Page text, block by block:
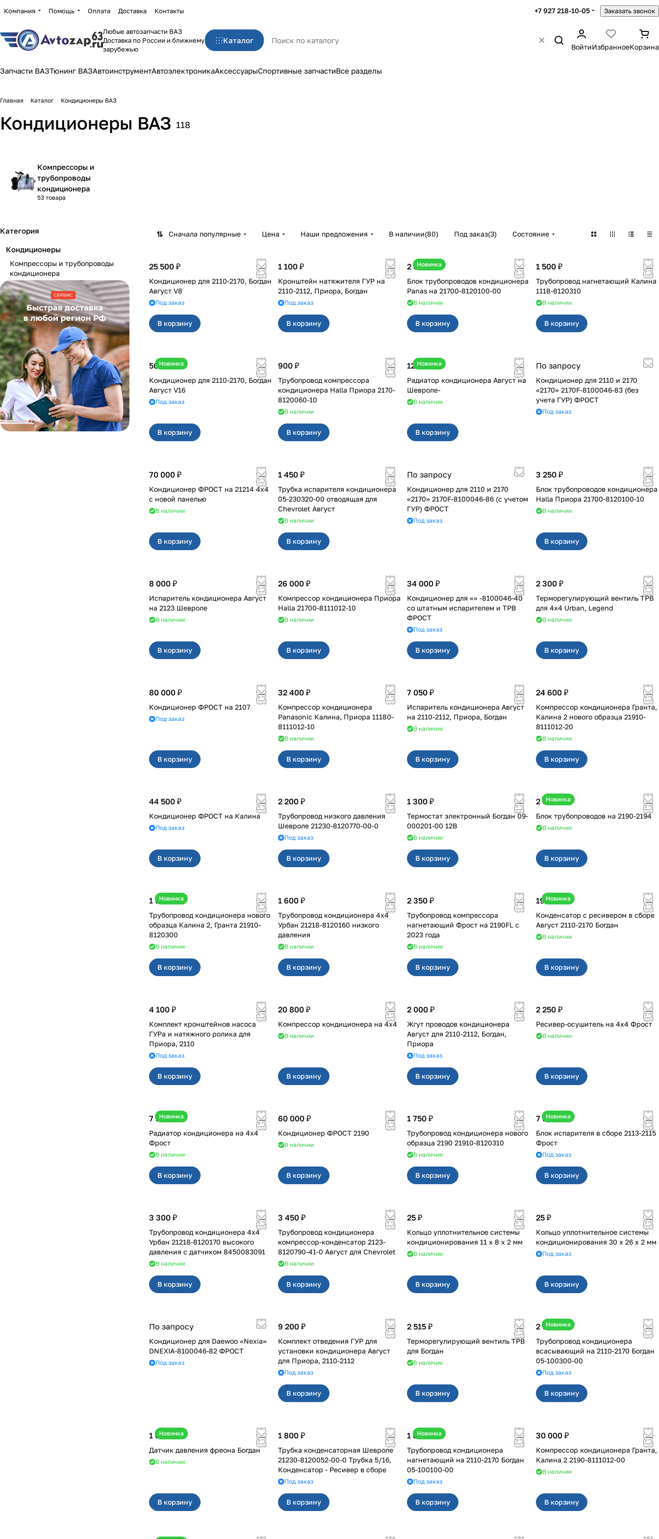
Компания Помощь Оплата Доставка Контакты +7 927 218-10-05 Заказать звонок
Любые автозапчасти ВАЗ
Доставка по России и ближнему
зарубежью
Каталог
ВойтиИзбранноеКорзина
Запчасти ВАЗТюнинг ВАЗАвтоинструментАвтоэлектроникаАксессуарыСпортивные запчастиВсе разделы
Главная Каталог Кондиционеры ВАЗ
Кондиционеры ВАЗ 118
Компрессоры и
трубопроводы
кондиционера
53 товара
Сначала популярные Цена Наши предложения В наличии(80) Под заказ(3) Состояние
25 500 ₽
Кондиционер для 2110-2170, Богдан
Август V8
Под заказ
В корзину
1 100 ₽
Кронштейн натяжителя ГУР на
2110-2112, Приора, Богдан
Под заказ
В корзину
Новинка
2 300 ₽
Блок трубопроводов кондиционера
Panas на 21700-8120100-00
В наличии
В корзину
1 500 ₽
Трубопровод нагнетающий Калина
1118-8120310
В наличии
В корзину
Новинка
50 000 ₽
Кондиционер для 2110-2170, Богдан
Август V16
Под заказ
В корзину
900 ₽
Трубопровод компрессора
кондиционера Halla Приора 2170-
8120060-10
В наличии
В корзину
Новинка
12 750 ₽
Радиатор кондиционера Август на
Шевроле-
В наличии
В корзину
По запросу
Кондиционер для 2110 и 2170
«2170» 2170F-8100046-83 (без
учета ГУР) ФРОСТ
Под заказ
70 000 ₽
Кондиционер ФРОСТ на 21214 4х4
с новой панелью
В наличии
В корзину
1 450 ₽
Трубка испарителя кондиционера
05-230320-00 отводящая для
Chevrolet Август
В наличии
В корзину
По запросу
Кондиционер для 2110 и 2170
«2170» 2170F-8100046-86 (с учетом
ГУР) ФРОСТ
Под заказ
3 250 ₽
Блок трубопроводов кондиционера
Halla Приора 21700-8120100-10
В наличии
В корзину
8 000 ₽
Испаритель кондиционера Август
на 2123 Шевроле
В наличии
В корзину
26 000 ₽
Компрессор кондиционера Приора
Halla 21700-8111012-10
В наличии
В корзину
34 000 ₽
Кондиционер для «» -8100046-40
со штатным испарителем и ТРВ
ФРОСТ
Под заказ
В корзину
2 300 ₽
Терморегулирующий вентиль ТРВ
для 4x4 Urban, Legend
В наличии
В корзину
80 000 ₽
Кондиционер ФРОСТ на 2107
Под заказ
В корзину
32 400 ₽
Компрессор кондиционера
Panasonic Калина, Приора 11180-
8111012-10
В наличии
В корзину
7 050 ₽
Испаритель кондиционера Август
на 2110-2112, Приора, Богдан
В наличии
В корзину
24 600 ₽
Компрессор кондиционера Гранта,
Калина 2 нового образца 21910-
8111012-20
В наличии
В корзину
44 500 ₽
Кондиционер ФРОСТ на Калина
Под заказ
В корзину
2 200 ₽
Трубопровод низкого давления
Шевроле 21230-8120770-00-0
Под заказ
В корзину
1 300 ₽
Термостат электронный Богдан 09-
000201-00 12В
В наличии
В корзину
Новинка
2 600 ₽
Блок трубопроводов на 2190-2194
В наличии
В корзину
Новинка
1 950 ₽
Трубопровод кондиционера нового
образца Калина 2, Гранта 21910-
8120300
В наличии
В корзину
1 600 ₽
Трубопровод кондиционера 4x4
Урбан 21218-8120160 низкого
давления
В наличии
В корзину
2 350 ₽
Трубопровод компрессора
нагнетающий Фрост на 2190FL с
2023 года
В наличии
В корзину
Новинка
19 200 ₽
Конденсатор с ресивером в сборе
Август 2110-2170 Богдан
В наличии
В корзину
4 100 ₽
Комплект кронштейнов насоса
ГУРа и натяжного ролика для
Приора, 2110
Под заказ
В корзину
20 800 ₽
Компрессор кондиционера на 4х4
В наличии
В корзину
2 000 ₽
Жгут проводов кондиционера
Август для 2110-2112, Богдан,
Приора
Под заказ
В корзину
2 250 ₽
Ресивер-осушитель на 4х4 Фрост
В наличии
В корзину
Новинка
7 500 ₽
Радиатор кондиционера на 4х4
Фрост
В наличии
В корзину
60 000 ₽
Кондиционер ФРОСТ 2190
В наличии
В корзину
1 750 ₽
Трубопровод кондиционера нового
образца 2190 21910-8120310
В наличии
В корзину
Новинка
7 800 ₽
Блок испарителя в сборе 2113-2115
Фрост
Под заказ
В корзину
3 300 ₽
Трубопровод кондиционера 4x4
Урбан 21218-8120170 высокого
давления с датчиком 8450083091
В наличии
В корзину
3 450 ₽
Трубопровод кондиционера
компрессор-конденсатор 2123-
8120790-41-0 Август для Chevrolet
В наличии
В корзину
25 ₽
Кольцо уплотнительное системы
кондиционирования 11 х 8 х 2 мм
В наличии
В корзину
25 ₽
Кольцо уплотнительное системы
кондиционирования 30 х 26 х 2 мм
Под заказ
В корзину
По запросу
Кондиционер для Daewoo «Nexia»
DNEXIA-8100046-82 ФРОСТ
Под заказ
9 200 ₽
Комплект отведения ГУР для
установки кондиционера Август
для Приора, 2110-2112
Под заказ
В корзину
2 515 ₽
Терморегулирующий вентиль ТРВ
для Богдан
В наличии
В корзину
Новинка
2 600 ₽
Трубопровод кондиционера
всасывающий на 2110-2170 Богдан
05-100300-00
Под заказ
В корзину
Новинка
1 600 ₽
Датчик давления фреона Богдан
В наличии
В корзину
1 800 ₽
Трубка конденсаторная Шевроле
21230-8120052-00-0 Трубка 5/16,
Конденсатор - Ресивер в сборе
Под заказ
В корзину
Новинка
1 800 ₽
Трубопровод кондиционера
нагнетающий на 2110-2170 Богдан
05-100100-00
Под заказ
В корзину
30 000 ₽
Компрессор кондиционера Гранта,
Калина 2 2190-8111012-00
В наличии
В корзину
Категория
Кондиционеры
Компрессоры и трубопроводы
кондиционера